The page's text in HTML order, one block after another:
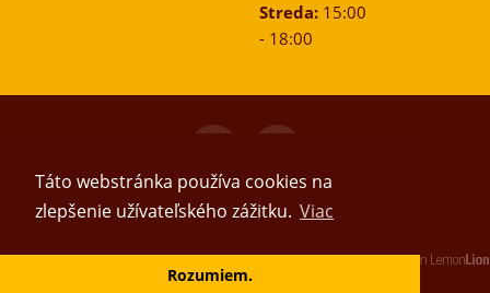
Táto webstránka používa cookies na
zlepšenie užívateľského zážitku. Viac
Rozumiem.
Streda:15:00
- 18:00
Vytvoril tím